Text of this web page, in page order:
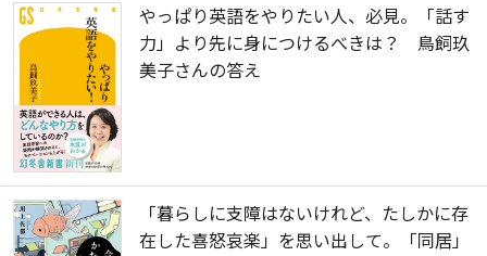
やっぱり英語をやりたい人、必見。「話す
力」より先に身につけるべきは？ 鳥飼玖
美子さんの答え
「暮らしに支障はないけれど、たしかに存
在した喜怒哀楽」を思い出して。「同居」